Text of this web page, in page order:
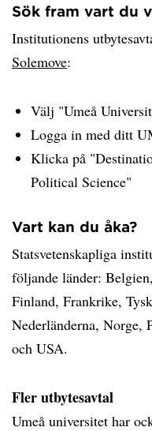
Sök fram vart du
Institutionens
Solemove:
Välj "Umeå
Logga in med ditt
Klicka på
Political Science"
Vart kan du åka?
Statsvetenskapliga
följande länder:
Finland, Frankrike,
Nederländerna, Norge,
och USA.
Fler utbytesavtal
Umeå universitet har